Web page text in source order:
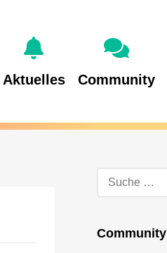
Aktuelles Community
Community